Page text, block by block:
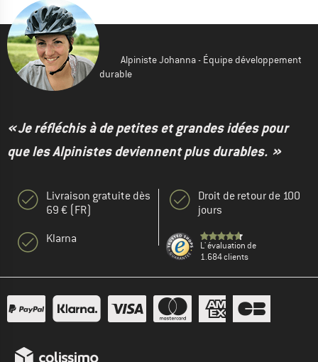
Alpiniste Johanna - Équipe développement
durable
« Je réfléchis à de petites et grandes idées pour
que les Alpinistes deviennent plus durables. »
Livraison gratuite dès
69 € (FR)
Klarna
Droit de retour de 100
jours
L' évaluation de
1.684 clients